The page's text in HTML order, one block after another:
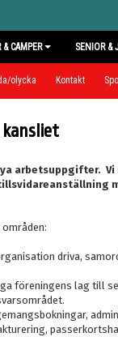
& CAMPER SENIOR &
olycka Kontakt
kansliet
arbetsuppgifter. Vi
driva,
föreningens lag till